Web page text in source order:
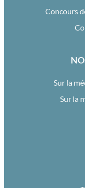
Concours
Sur la
Sur la